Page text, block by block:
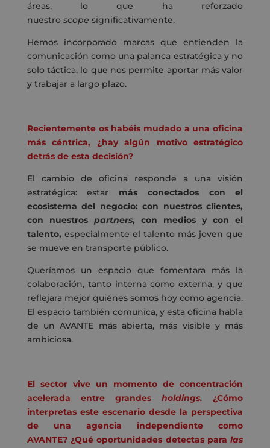
áreas, lo que ha reforzado
nuestro scope significativamente.
Hemos incorporado marcas que entienden la
comunicación como una palanca estratégica y no
solo táctica, lo que nos permite aportar más valor
y trabajar a largo plazo.
Recientemente os habéis mudado a una oficina
más céntrica, ¿hay algún motivo estratégico
detrás de esta decisión?
El cambio de oficina responde a una visión
estratégica: estar más conectados con el
ecosistema del negocio: con nuestros clientes,
con nuestros partners, con medios y con el
talento, especialmente el talento más joven que
se mueve en transporte público.
Queríamos un espacio que fomentara más la
colaboración, tanto interna como externa, y que
reflejara mejor quiénes somos hoy como agencia.
El espacio también comunica, y esta oficina habla
de un AVANTE más abierta, más visible y más
ambiciosa.
El sector vive un momento de concentración
acelerada entre grandesholdings.¿Cómo
interpretas este escenario desde la perspectiva
de una agencia independiente como
AVANTE? ¿Qué oportunidades detectas paralas